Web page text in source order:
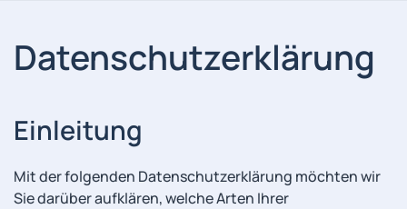
Datenschutzerklärung
Einleitung
Mit der folgenden Datenschutzerklärung möchten wir
Sie darüber aufklären, welche Arten Ihrer